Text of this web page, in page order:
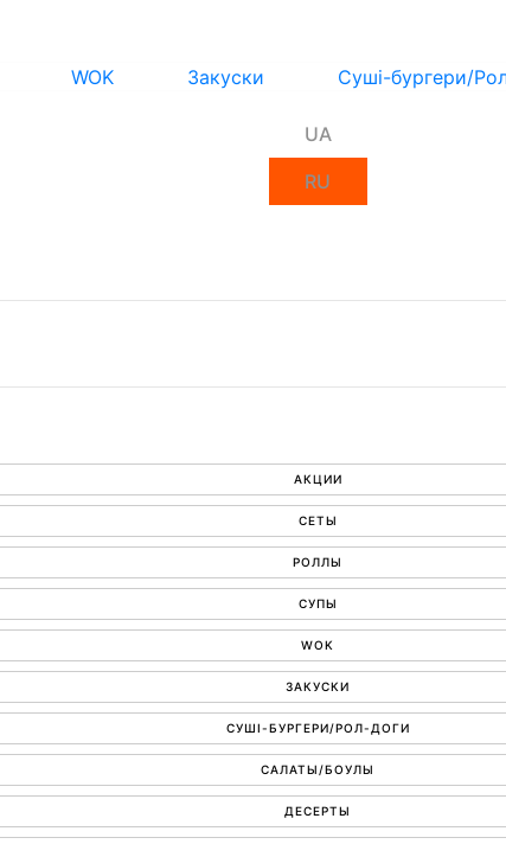
WOK Закуски Суші-бургери/
UA
RU
АКЦИИ
СЕТЫ
РОЛЛЫ
СУПЫ
WOK
ЗАКУСКИ
СУШІ-БУРГЕРИ/РОЛ-ДОГИ
САЛАТЫ/БОУЛЫ
ДЕСЕРТЫ